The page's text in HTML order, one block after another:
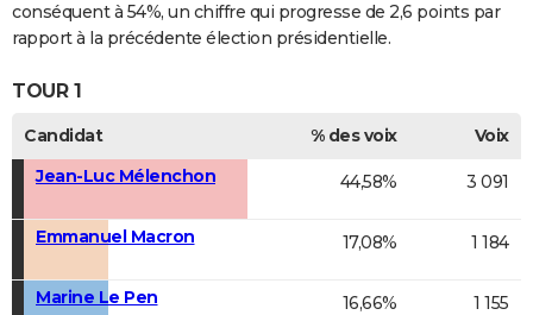
conséquent à 54%, un chiffre qui progresse de 2,6 points par
rapport à la précédente élection présidentielle.
TOUR 1
Candidat % des voix
Voix
Jean-Luc Mélenchon
44,58% 3 091
Emmanuel Macron 17,08% 1 184
Marine Le Pen 16,66% 1 155